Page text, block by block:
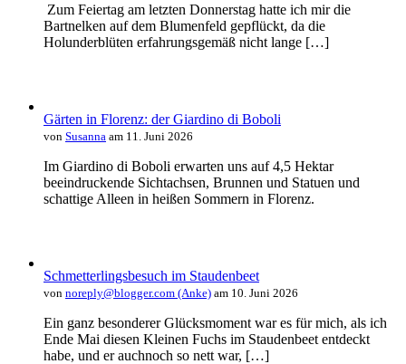
Zum Feiertag am letzten Donnerstag hatte ich mir die
Bartnelken auf dem Blumenfeld gepflückt, da die
Holunderblüten erfahrungsgemäß nicht lange […]
Gärten in Florenz: der Giardino di Boboli
von Susanna am 11. Juni 2026
Im Giardino di Boboli erwarten uns auf 4,5 Hektar
beeindruckende Sichtachsen, Brunnen und Statuen und
schattige Alleen in heißen Sommern in Florenz.
Schmetterlingsbesuch im Staudenbeet
von noreply@blogger.com (Anke) am 10. Juni 2026
Ein ganz besonderer Glücksmoment war es für mich, als ich
Ende Mai diesen Kleinen Fuchs im Staudenbeet entdeckt
habe, und er auchnoch so nett war, […]